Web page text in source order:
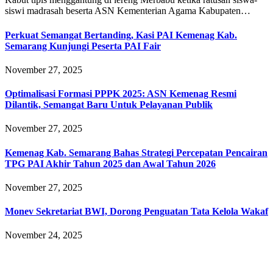
siswi madrasah beserta ASN Kementerian Agama Kabupaten…
Perkuat Semangat Bertanding, Kasi PAI Kemenag Kab.
Semarang Kunjungi Peserta PAI Fair
November 27, 2025
Optimalisasi Formasi PPPK 2025: ASN Kemenag Resmi
Dilantik, Semangat Baru Untuk Pelayanan Publik
November 27, 2025
Kemenag Kab. Semarang Bahas Strategi Percepatan Pencairan
TPG PAI Akhir Tahun 2025 dan Awal Tahun 2026
November 27, 2025
Monev Sekretariat BWI, Dorong Penguatan Tata Kelola Wakaf
November 24, 2025